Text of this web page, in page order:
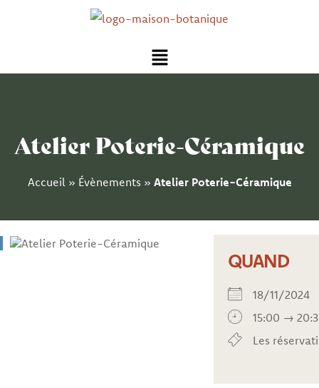
Menu
Atelier Poterie-Céramique
Accueil» Évènements » Atelier Poterie-Céramique
QUAND
18/11/
15:00 →
Les